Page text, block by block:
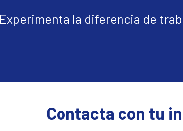
Experimenta la diferencia de
Contacta con tu